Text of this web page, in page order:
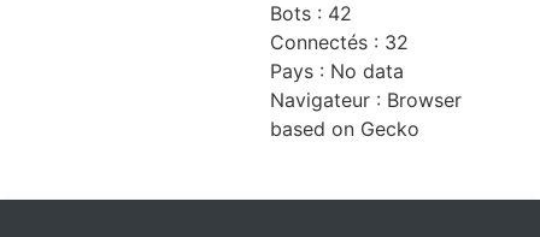
Bots : 42
Connectés : 32
Pays : No data
Navigateur : Browser
based on Gecko